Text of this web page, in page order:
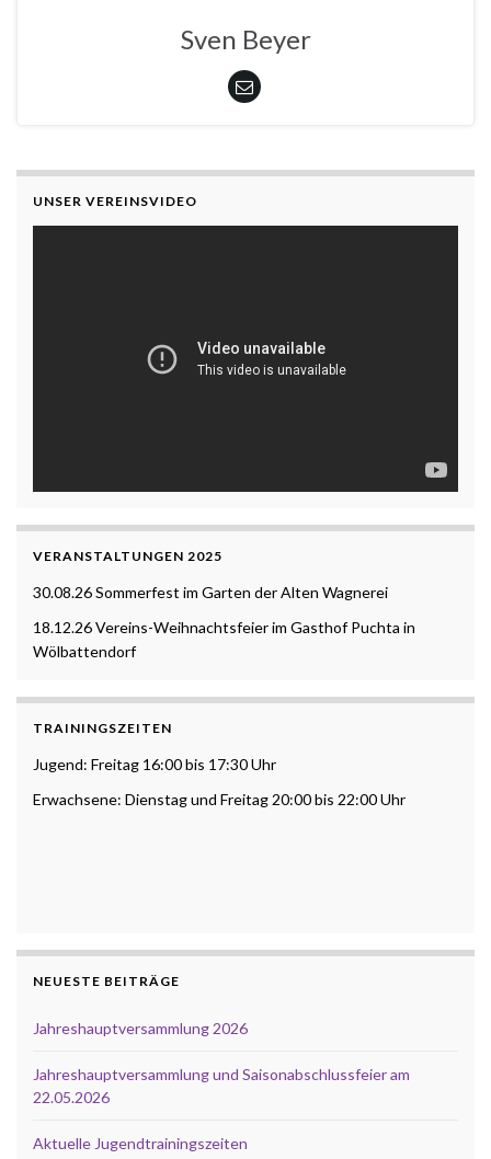
Sven Beyer
UNSER VEREINSVIDEO
VERANSTALTUNGEN 2025
30.08.26 Sommerfest im Garten der Alten Wagnerei
18.12.26 Vereins-Weihnachtsfeier im Gasthof Puchta in
Wölbattendorf
TRAININGSZEITEN
Jugend: Freitag 16:00 bis 17:30 Uhr
Erwachsene: Dienstag und Freitag 20:00 bis 22:00 Uhr
NEUESTE BEITRÄGE
Jahreshauptversammlung 2026
Jahreshauptversammlung und Saisonabschlussfeier am
22.05.2026
Aktuelle Jugendtrainingszeiten